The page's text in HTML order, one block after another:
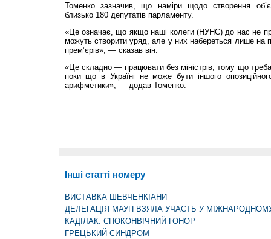
Томенко зазначив, що наміри щодо створення
близько 180 депутатів парламенту.
«Це означає, що якщо наші колеги (НУНС) до нас не
можуть створити уряд, але у них набереться лише на
прем’єрів», — сказав він.
«Це складно — працювати без міністрів, тому що
поки що в Україні не може бути іншого
арифметики», — додав Томенко.
Інші статті номеру
ВИСТАВКА ШЕВЧЕНКІАНИ
ДЕЛЕГАЦІЯ МАУП ВЗЯЛА УЧАСТЬ У
КАДІЛАК: СПОКОНВІЧНИЙ ГОНОР
ГРЕЦЬКИЙ СИНДРОМ